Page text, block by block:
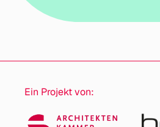
Ein Projekt von: